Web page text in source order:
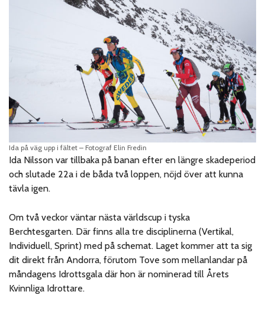
Ida på väg upp i fältet – Fotograf Elin Fredin
Ida Nilsson var tillbaka på banan efter en längre skadeperiod
och slutade 22a i de båda två loppen, nöjd över att kunna
tävla igen.
Om två veckor väntar nästa världscup i tyska
Berchtesgarten. Där finns alla tre disciplinerna (Vertikal,
Individuell, Sprint) med på schemat. Laget kommer att ta sig
dit direkt från Andorra, förutom Tove som mellanlandar på
måndagens Idrottsgala där hon är nominerad till Årets
Kvinnliga Idrottare.